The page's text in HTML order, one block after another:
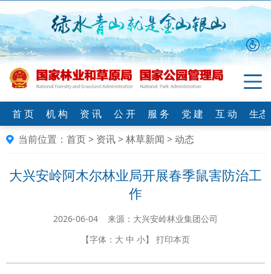
首 页 机 构 资 讯 公 开 服 务 党 建 互 动
生
当前位置： 首页> 资讯>林草新闻 >动态
大兴安岭阿木尔林业局开展春季鼠害防治工
作
2026-06-04 来源：​大兴安岭林业集团公司
【字体： 大 中 小】 打印本页